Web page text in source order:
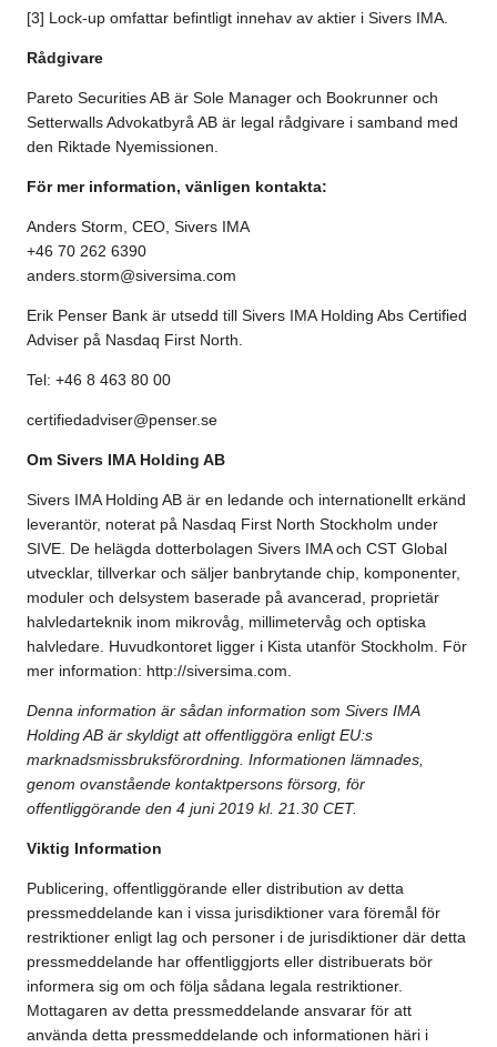
[3] Lock-up omfattar befintligt innehav av aktier i Sivers IMA.
Rådgivare
Pareto Securities AB är Sole Manager och Bookrunner och
Setterwalls Advokatbyrå AB är legal rådgivare i samband med
den Riktade Nyemissionen.
För mer information, vänligen kontakta:
Anders Storm, CEO, Sivers IMA
+46 70 262 6390
anders.storm@siversima.com
Erik Penser Bank är utsedd till Sivers IMA Holding Abs Certified
Adviser på Nasdaq First North.
Tel: +46 8 463 80 00
certifiedadviser@penser.se
Om Sivers IMA Holding AB
Sivers IMA Holding AB är en ledande och internationellt erkänd
leverantör, noterat på Nasdaq First North Stockholm under
SIVE. De helägda dotterbolagen Sivers IMA och CST Global
utvecklar, tillverkar och säljer banbrytande chip, komponenter,
moduler och delsystem baserade på avancerad, proprietär
halvledarteknik inom mikrovåg, millimetervåg och optiska
halvledare. Huvudkontoret ligger i Kista utanför Stockholm. För
mer information: http://siversima.com
Denna information är sådan information som Sivers IMA
Holding AB är skyldigt att offentliggöra enligt EU:s
marknadsmissbruksförordning. Informationen lämnades,
genom ovanstående kontaktpersons försorg, för
offentliggörande den 4 juni 2019 kl. 21.30 CET.
Viktig Information
Publicering, offentliggörande eller distribution av detta
pressmeddelande kan i vissa jurisdiktioner vara föremål för
restriktioner enligt lag och personer i de jurisdiktioner där detta
pressmeddelande har offentliggjorts eller distribuerats bör
informera sig om och följa sådana legala restriktioner.
Mottagaren av detta pressmeddelande ansvarar för att
använda detta pressmeddelande och informationen häri i